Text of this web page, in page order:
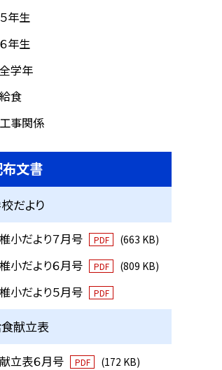
５年生
６年生
全学年
給食
工事関係
文書
だより
椎小だより７月号 PDF (663 KB)
椎小だより６月号 PDF (809 KB)
椎小だより５月号 PDF
献立表
献立表６月号 PDF (172 KB)